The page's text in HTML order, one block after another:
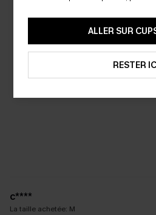
c****
La taille achetée: M
ALLER SUR
RESTER